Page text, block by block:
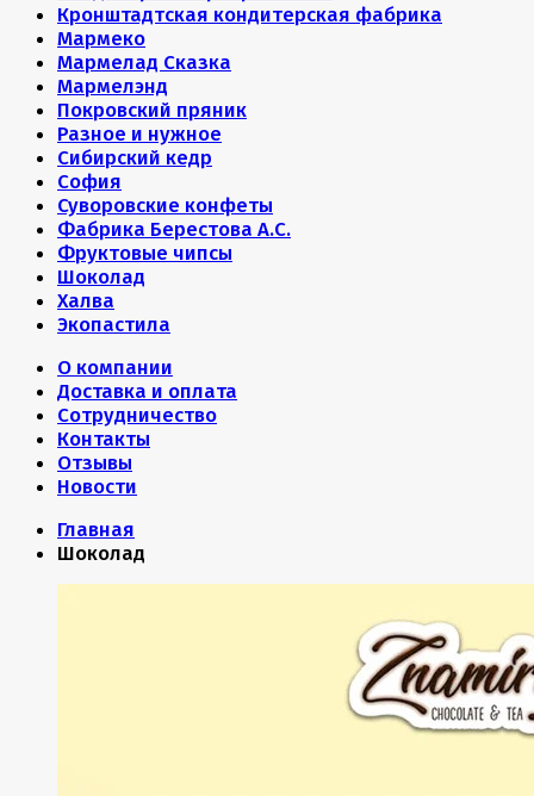
Кронштадтская кондитерская фабрика
Мармеко
Мармелад Сказка
Мармелэнд
Покровский пряник
Разное и нужное
Сибирский кедр
София
Суворовские конфеты
Фабрика Берестова А.С.
Фруктовые чипсы
Шоколад
Халва
Экопастила
О компании
Доставка и оплата
Сотрудничество
Контакты
Отзывы
Новости
Главная
Шоколад